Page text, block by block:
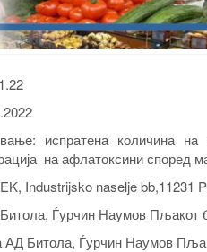
испратена количина
на афлатоксини според
Industrijsko naselje bb,11231
Ѓурчин Наумов Пљакот
Битола, Ѓурчин Наумов